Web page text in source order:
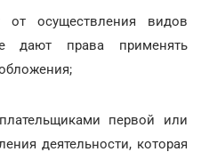
осуществления видов
дают права применять
первой или
деятельности, которая